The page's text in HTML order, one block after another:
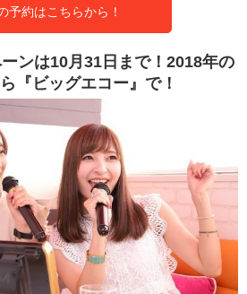
予約はこちらから！
ンは10月31日まで！2018年の
『ビッグエコー』で！